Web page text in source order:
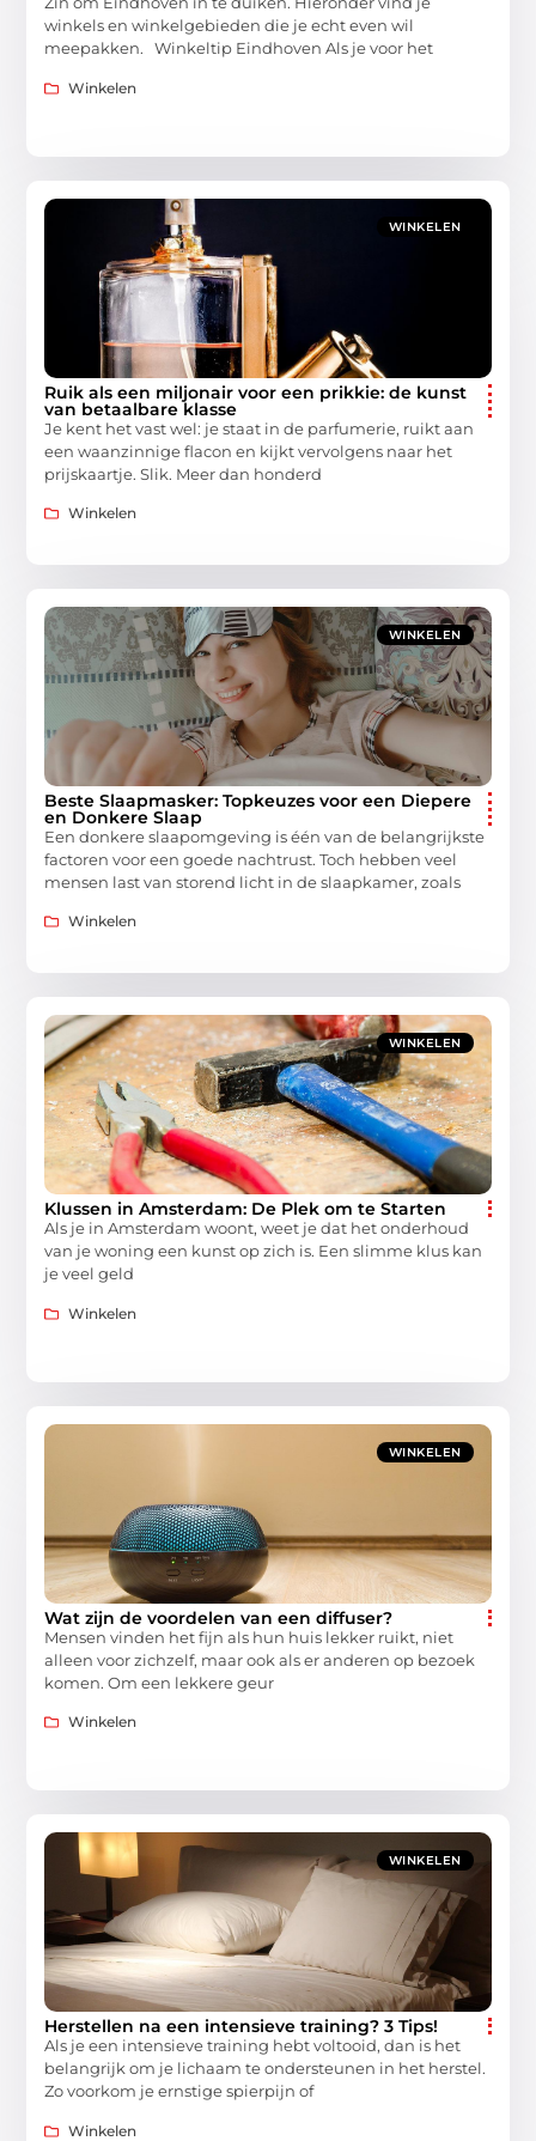
winkels en winkelgebieden die je echt even wil
meepakken. Winkeltip Eindhoven Als je voor het
Winkelen
WINKELEN
Ruik als een miljonair voor een prikkie: de kunst
van betaalbare klasse
Je kent het vast wel: je staat in de parfumerie, ruikt aan
een waanzinnige flacon en kijkt vervolgens naar het
prijskaartje. Slik. Meer dan honderd
Winkelen
WINKELEN
Beste Slaapmasker: Topkeuzes voor een Diepere
en Donkere Slaap
Een donkere slaapomgeving is één van de belangrijkste
factoren voor een goede nachtrust. Toch hebben veel
mensen last van storend licht in de slaapkamer, zoals
Winkelen
WINKELEN
Klussen in Amsterdam: De Plek om te Starten
Als je in Amsterdam woont, weet je dat het onderhoud
van je woning een kunst op zich is. Een slimme klus kan
je veel geld
Winkelen
WINKELEN
Wat zijn de voordelen van een diffuser?
Mensen vinden het fijn als hun huis lekker ruikt, niet
alleen voor zichzelf, maar ook als er anderen op bezoek
komen. Om een lekkere geur
Winkelen
WINKELEN
Herstellen na een intensieve training? 3 Tips!
Als je een intensieve training hebt voltooid, dan is het
belangrijk om je lichaam te ondersteunen in het herstel.
Zo voorkom je ernstige spierpijn of
Winkelen